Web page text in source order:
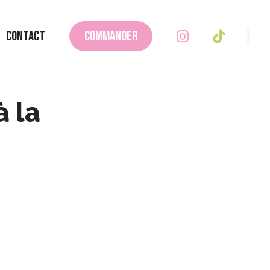
Contact Commander
la